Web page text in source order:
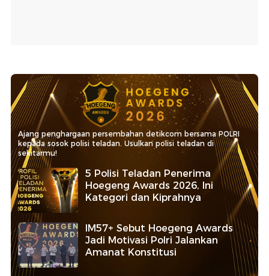
Ajang penghargaan persembahan detikcom bersama POLRI
kepada sosok polisi teladan. Usulkan polisi teladan di
sekitarmu!
5 Polisi Teladan Penerima
Hoegeng Awards 2026, Ini
Kategori dan Kiprahnya
IM57+ Sebut Hoegeng Awards
Jadi Motivasi Polri Jalankan
Amanat Konstitusi